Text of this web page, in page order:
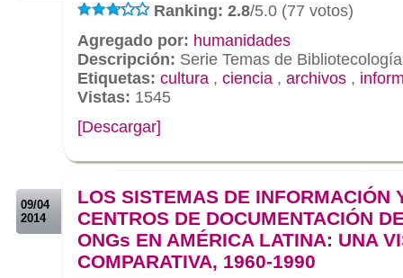
Ranking: 2.8/5.0 (77 votos)
Agregado por: humanidades
Descripción: Serie Temas de
Etiquetas: cultura , ciencia , archivos ,
Vistas: 1545
[Descargar]
09/04
2014
LOS SISTEMAS DE INFORMACIÓN
CENTROS DE DOCUMENTACIÓN
ONGs EN AMÉRICA LATINA: UNA
COMPARATIVA, 1960-1990